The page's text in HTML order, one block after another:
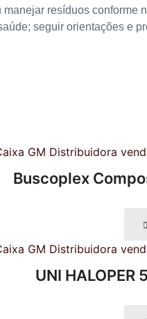
resíduos conforme
seguir orientações e
Buscoplex
UNI HALOPER